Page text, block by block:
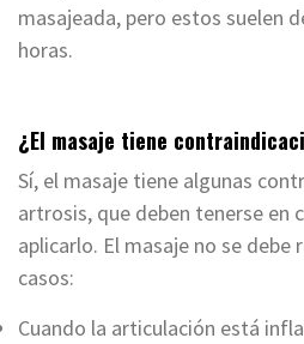
masajeada, pero estos suelen
horas.
¿El masaje tiene
Sí, el masaje tiene algunas
artrosis, que deben tenerse en
aplicarlo. El masaje no se debe
casos:
Cuando la articulación está